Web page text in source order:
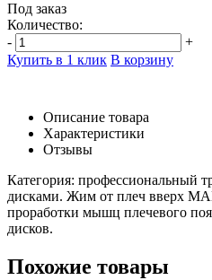
Под заказ
Количество:
-
+
Купить в 1 клик В корзину
Описание товара
Характеристики
Отзывы
Категория: профессиональный
дисками. Жим от плеч вверх
проработки мышц плечевого
дисков.
Похожие товары